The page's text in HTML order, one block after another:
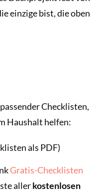
einzige bist, die oben
Checklisten,
Haushalt helfen:
als PDF)
Gratis-Checklisten
allerkostenlosen